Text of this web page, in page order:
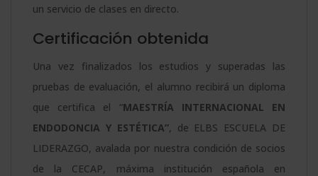
un servicio de clases en directo.
Certificación obtenida
Una vez finalizados los estudios y superadas las
pruebas de evaluación, el alumno recibirá un diploma
que certifica el “MAESTRÍA INTERNACIONAL EN
ENDODONCIA Y ESTÉTICA”, de ELBS ESCUELA DE
LIDERAZGO, avalada por nuestra condición de socios
de la CECAP, máxima institución española en